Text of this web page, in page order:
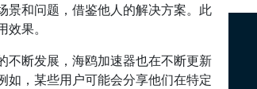
景和问题，借鉴他人的解决方案。此
果。
不断发展，海鸥加速器也在不断更新
如，某些用户可能会分享他们在特定